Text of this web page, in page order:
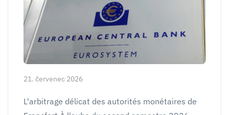
21. červenec 2026
L'arbitrage délicat des autorités monétaires de